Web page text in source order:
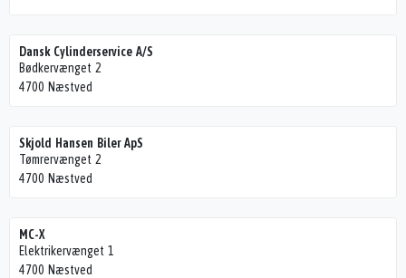
Dansk Cylinderservice A/S
Bødkervænget 2
4700 Næstved
Skjold Hansen Biler ApS
Tømrervænget 2
4700 Næstved
MC-X
Elektrikervænget 1
4700 Næstved